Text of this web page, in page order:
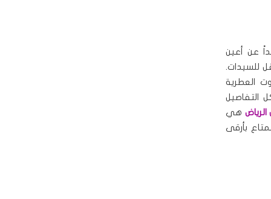
عن أعين
للسيدات.
العطرية
التفاصيل
هي
بأرقى